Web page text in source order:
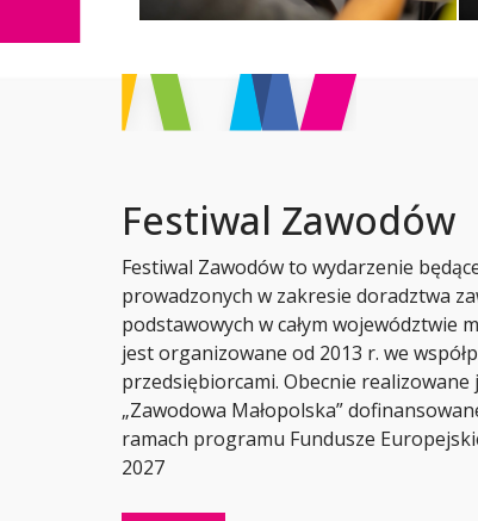
Festiwal Zawodów
Festiwal Zawodów to wydarzenie
prowadzonych w zakresie doradztwa
podstawowych w całym województwie
jest organizowane od 2013 r. we
przedsiębiorcami. Obecnie
„Zawodowa Małopolska”
ramach programu Fundusze
2027